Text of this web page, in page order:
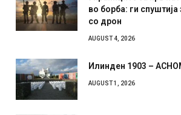
во борба: ги
со дрон
AUGUST 4, 2026
Илинден 1903 –
AUGUST 1, 2026